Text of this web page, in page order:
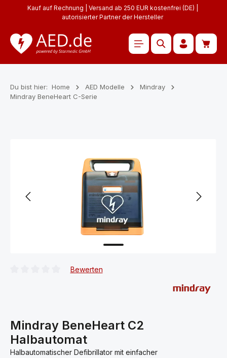
Zum Hauptinhalt springen
Kauf auf Rechnung | Versand ab 250 EUR kostenfrei (DE) |
autorisierter Partner der Hersteller
Du bist hier: Home AED Modelle
Mindray
Mindray BeneHeart C-Serie
Bewerten
Mindray BeneHeart C2
Halbautomat
Halbautomatischer Defibrillator mit einfacher